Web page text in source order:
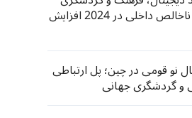
چین از تولید ناخالص داخلی در 2024 افزایش
قومی در چین؛ پل ارتباطی
و گردشگری جهانی